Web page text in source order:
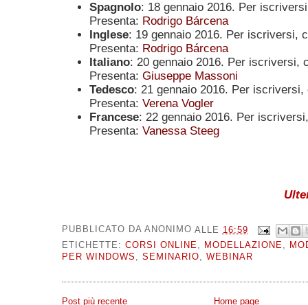
Spagnolo: 18 gennaio 2016. Per
Presenta: Rodrigo Bárcena
Inglese: 19 gennaio 2016. Per iscriversi,
Presenta: Rodrigo Bárcena
Italiano: 20 gennaio 2016. Per iscriversi,
Presenta: Giuseppe Massoni
Tedesco: 21 gennaio 2016. Per
Presenta: Verena Vogler
Francese: 22 gennaio 2016. Per
Presenta: Vanessa Steeg
PUBBLICATO DA ANONIMO ALLE 16:59
ETICHETTE: CORSI ONLINE, MODELLAZIONE,
PER WINDOWS , SEMINARIO, WEBINAR
Post più recente Home page